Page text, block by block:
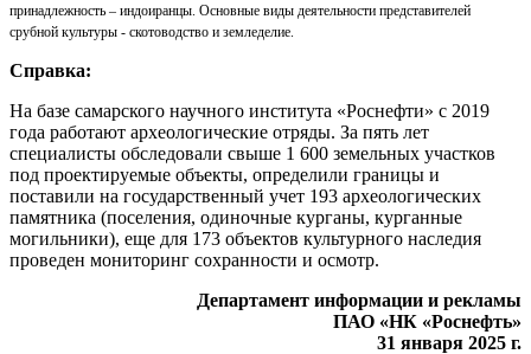
принадлежность – индоиранцы. Основные виды деятельности представителей
срубной культуры - скотоводство и земледелие.
Справка:
На базе самарского научного института «Роснефти» с 2019
года работают археологические отряды. За пять лет
специалисты обследовали свыше 1 600 земельных участков
под проектируемые объекты, определили границы и
поставили на государственный учет 193 археологических
памятника (поселения, одиночные курганы, курганные
могильники), еще для 173 объектов культурного наследия
проведен мониторинг сохранности и осмотр.
Департамент информации и рекламы
ПАО «НК «Роснефть»
31 января 2025 г.